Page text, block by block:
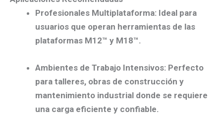
Profesionales Multiplataforma: Ideal para
usuarios que operan herramientas de las
plataformas M12™ y M18™.
Ambientes de Trabajo Intensivos: Perfecto
para talleres, obras de construcción y
mantenimiento industrial donde se requiere
una carga eficiente y confiable.